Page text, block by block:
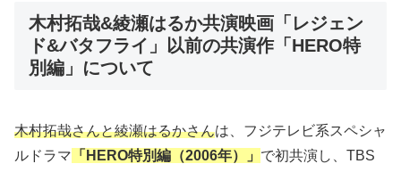
木村拓哉&綾瀬はるか共演映画「レジェン
ド&バタフライ」以前の共演作「HERO特
別編」について
木村拓哉さんと綾瀬はるかさんは、フジテレビ系スペシャ
ルドラマ 「HERO特別編（2006年）」 で初共演し、TBS